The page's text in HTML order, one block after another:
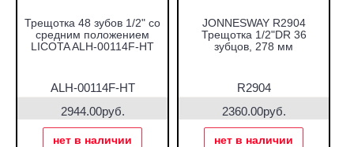
Трещотка 48 зубов 1/2" со
средним положением
LICOTA ALH-00114F-HT
ALH-00114F-HT
2944.00руб.
нет в наличии
JONNESWAY R2904
Трещотка 1/2"DR 36
зубцов, 278 мм
R2904
2360.00руб.
нет в наличии